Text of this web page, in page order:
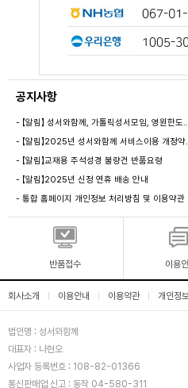
공지사항
- 【알림】 성서와함께, 가톨릭성서모임, 영원한도
- 【알림】2025년 성서와함께 서비스이용 개정
- 【알림】교재용 주석성경 불량건 반품요령
- 【알림】2025년 신정 연휴 배송 안내
- 통합 홈페이지 개인정보 처리방침 및 이용약관
반품접수 이용
회사소개
이용안내 이용약관 개인정
법인명 : 성서와함께
대표자 : 나현오
사업자 등록번호 : 108-82-01366
통신판매업 신고 : 동작 04-580-311